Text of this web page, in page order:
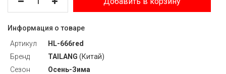
Информация о товаре
Артикул
HL-666red
Бренд
TAILANG (Китай)
Сезон
Осень-Зима